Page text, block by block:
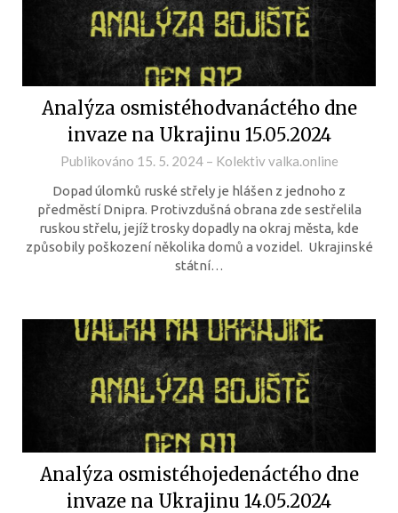
Analýza osmistéhodvanáctého dne
invaze na Ukrajinu 15.05.2024
Publikováno 15. 5. 2024– Kolektiv valka.online
Dopad úlomků ruské střely je hlášen z jednoho z
předměstí Dnipra. Protivzdušná obrana zde sestřelila
ruskou střelu, jejíž trosky dopadly na okraj města, kde
způsobily poškození několika domů a vozidel. Ukrajinské
státní…
Analýza osmistéhojedenáctého dne
invaze na Ukrajinu 14.05.2024